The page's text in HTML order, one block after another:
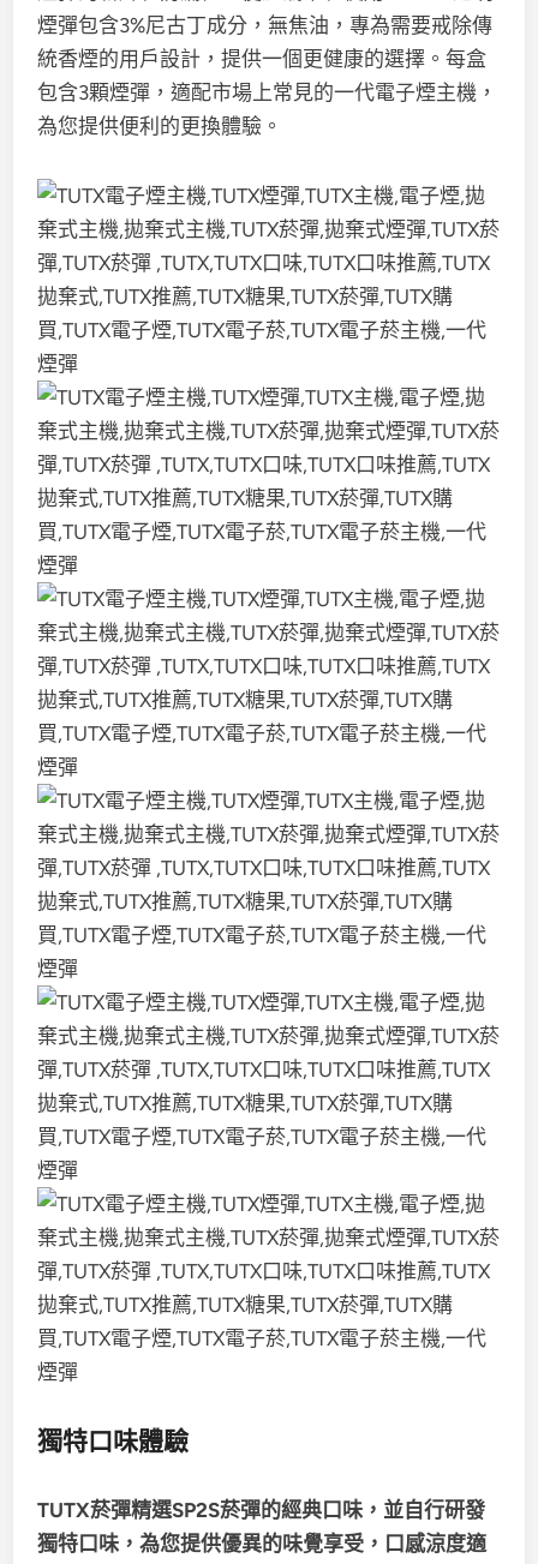
煙彈包含3%尼古丁成分，無焦油，專為需要戒除傳
統香煙的用戶設計，提供一個更健康的選擇。每盒
包含3顆煙彈，適配市場上常見的一代電子煙主機，
為您提供便利的更換體驗。
獨特口味體驗
TUTX菸彈精選SP2S菸彈的經典口味，並自行研發
獨特口味，為您提供優異的味覺享受， 口感涼度適